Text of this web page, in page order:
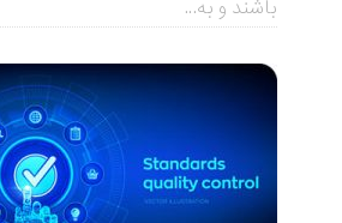
باشند و به...